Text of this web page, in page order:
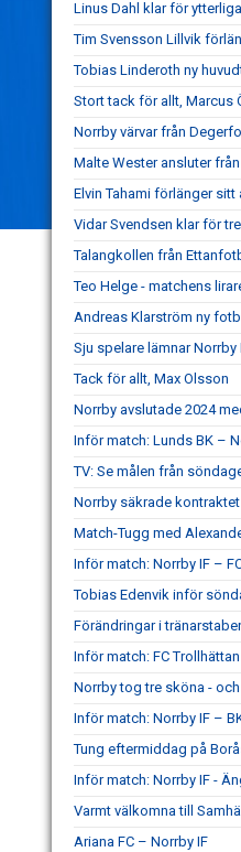
Linus Dahl klar för
Tim Svensson Lillvik
Tobias Linderoth ny
Stort tack för allt, Marcus
Norrby värvar från
Malte Wester ansluter
Elvin Tahami förlänger sitt
Vidar Svendsen klar för
Talangkollen från
Teo Helge - matchens
Andreas Klarström ny
Sju spelare lämnar Norrby
Tack för allt, Max Olsson
Norrby avslutade 2024
Inför match: Lunds BK –
TV: Se målen från
Norrby säkrade kontraktet
Match-Tugg med
Inför match: Norrby IF –
Tobias Edenvik inför
Förändringar i
Inför match: FC
Norrby tog tre sköna -
Inför match: Norrby IF –
Tung eftermiddag på
Inför match: Norrby IF -
Varmt välkomna till
Ariana FC – Norrby IF